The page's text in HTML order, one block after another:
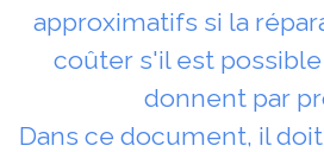
approximatifs si la
coûter s'il est
donnent par
Dans ce document, il